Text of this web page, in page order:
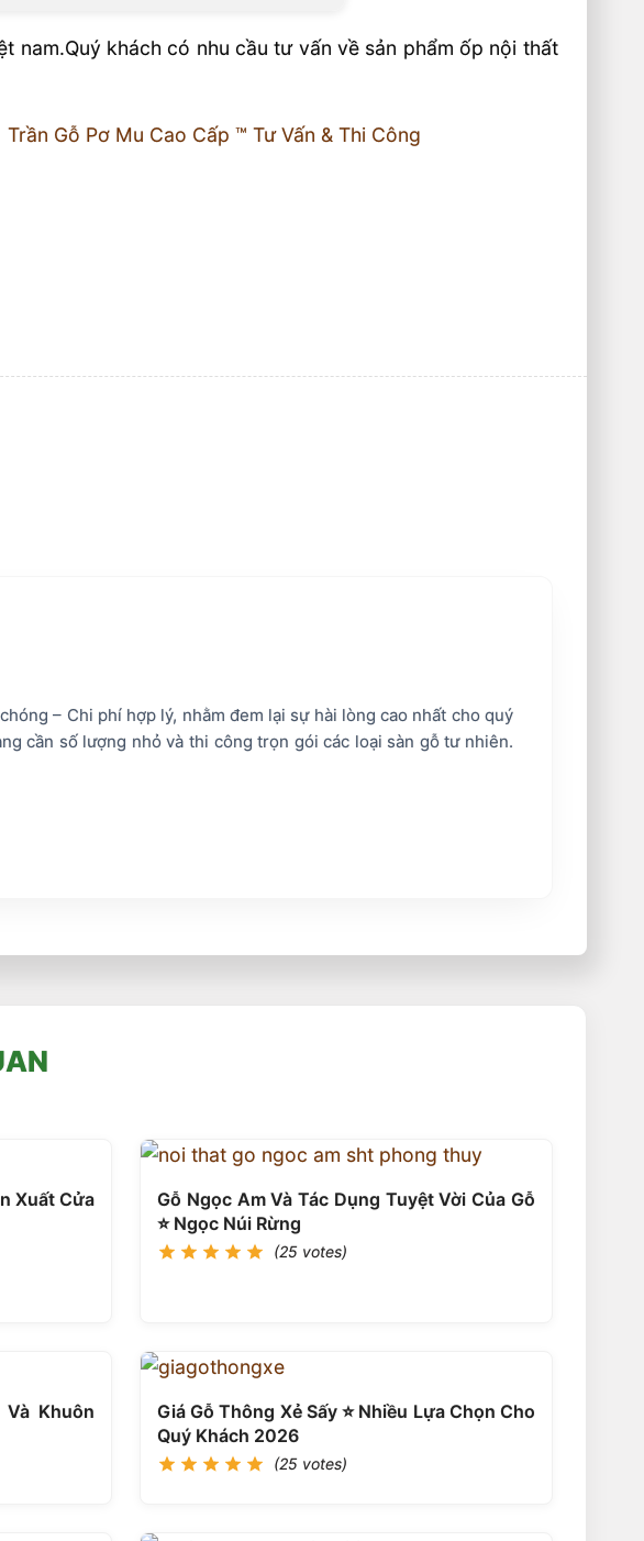
nam.Quý khách có nhu cầu tư vấn về sản phẩm ốp nội thất
Trần Gỗ Pơ Mu Cao Cấp ™ Tư Vấn & Thi Công
– Chi phí hợp lý, nhằm đem lại sự hài lòng cao nhất cho quý
cần số lượng nhỏ và thi công trọn gói các loại sàn gỗ tư nhiên.
Xuất Cửa
Gỗ Ngọc Am Và Tác Dụng Tuyệt Vời Của Gỗ
⭐️ Ngọc Núi Rừng
(25 votes)
Khuôn
Giá Gỗ Thông Xẻ Sấy ⭐️ Nhiều Lựa Chọn Cho
Quý Khách 2026
(25 votes)